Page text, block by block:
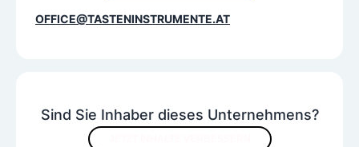
Sind Sie Inhaber dieses Unternehmens?
OFFICE@TASTENINSTRUMENTE.AT